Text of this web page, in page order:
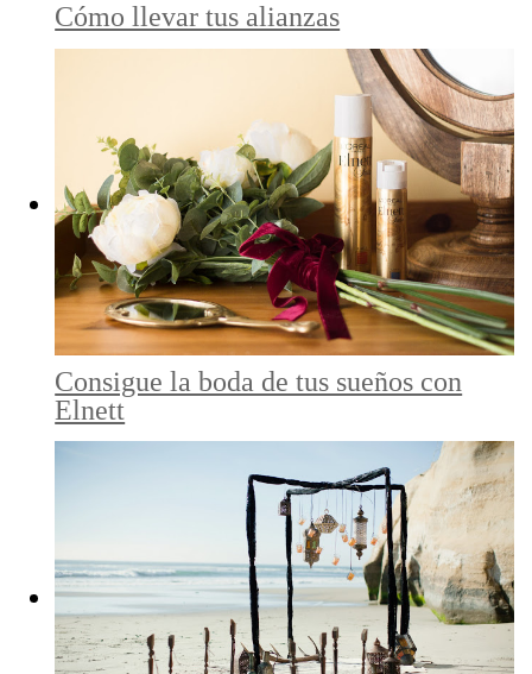
Cómo llevar tus alianzas
Consigue la boda de tus sueños con
Elnett